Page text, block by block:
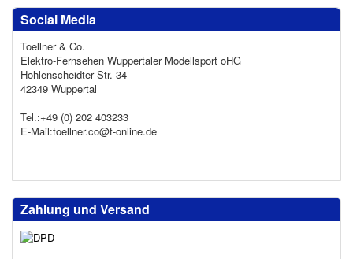
Social Media
Toellner & Co.
Elektro-Fernsehen Wuppertaler Modellsport oHG
Hohlenscheidter Str. 34
42349 Wuppertal
Tel.:+49 (0) 202 403233
E-Mail:toellner.co@t-online.de
Zahlung und Versand